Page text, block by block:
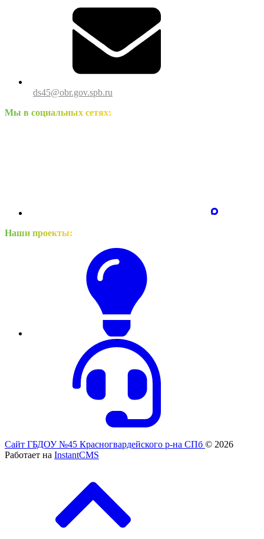
ds45@obr.gov.spb.ru
Мы в социальных сетях:
Наши проекты:
Сайт ГБДОУ №45 Красногвардейского р-на СПб © 2026
Работает на InstantCMS